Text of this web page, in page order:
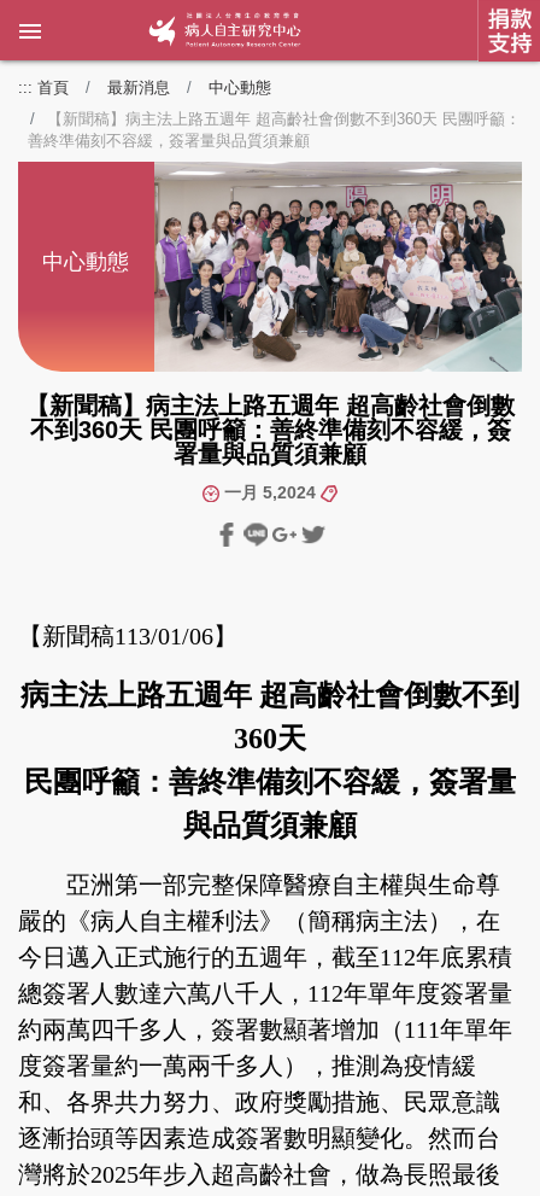
::: 首頁 最新消息
中心動態
【新聞稿】病主法上路五週年 超高齡社會倒數不到360天 民團呼籲：
善終準備刻不容緩，簽署量與品質須兼顧
中心動態
【新聞稿】病主法上路五週年 超高齡社會倒數
不到360天 民團呼籲：善終準備刻不容緩，簽
署量與品質須兼顧
一月 5,2024
【新聞稿113/01/06】
病主法上路五週年 超高齡社會倒數不到
360天
民團呼籲：善終準備刻不容緩，簽署量
與品質須兼顧
亞洲第一部完整保障醫療自主權與生命尊
嚴的《病人自主權利法》（簡稱病主法），在
今日邁入正式施行的五週年，截至112年底累積
總簽署人數達六萬八千人，112年單年度簽署量
約兩萬四千多人，簽署數顯著增加（111年單年
度簽署量約一萬兩千多人），推測為疫情緩
和、各界共力努力、政府獎勵措施、民眾意識
逐漸抬頭等因素造成簽署數明顯變化。然而台
灣將於2025年步入超高齡社會，做為長照最後